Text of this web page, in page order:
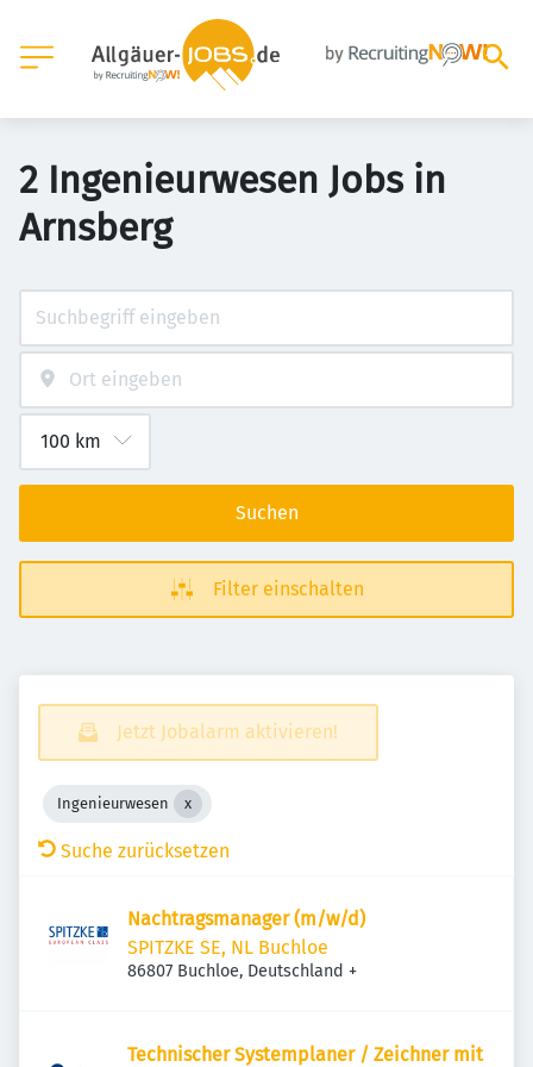
2 Ingenieurwesen Jobs in
Arnsberg
Suchen
Filter einschalten
Jetzt Jobalarm aktivieren!
Ingenieurwesen
Suche zurücksetzen
Nachtragsmanager (m/​w/​d)
SPITZKE SE, NL Buchloe
86807 Buchloe, Deutschland +
Technischer Systemplaner / Zeichner mit